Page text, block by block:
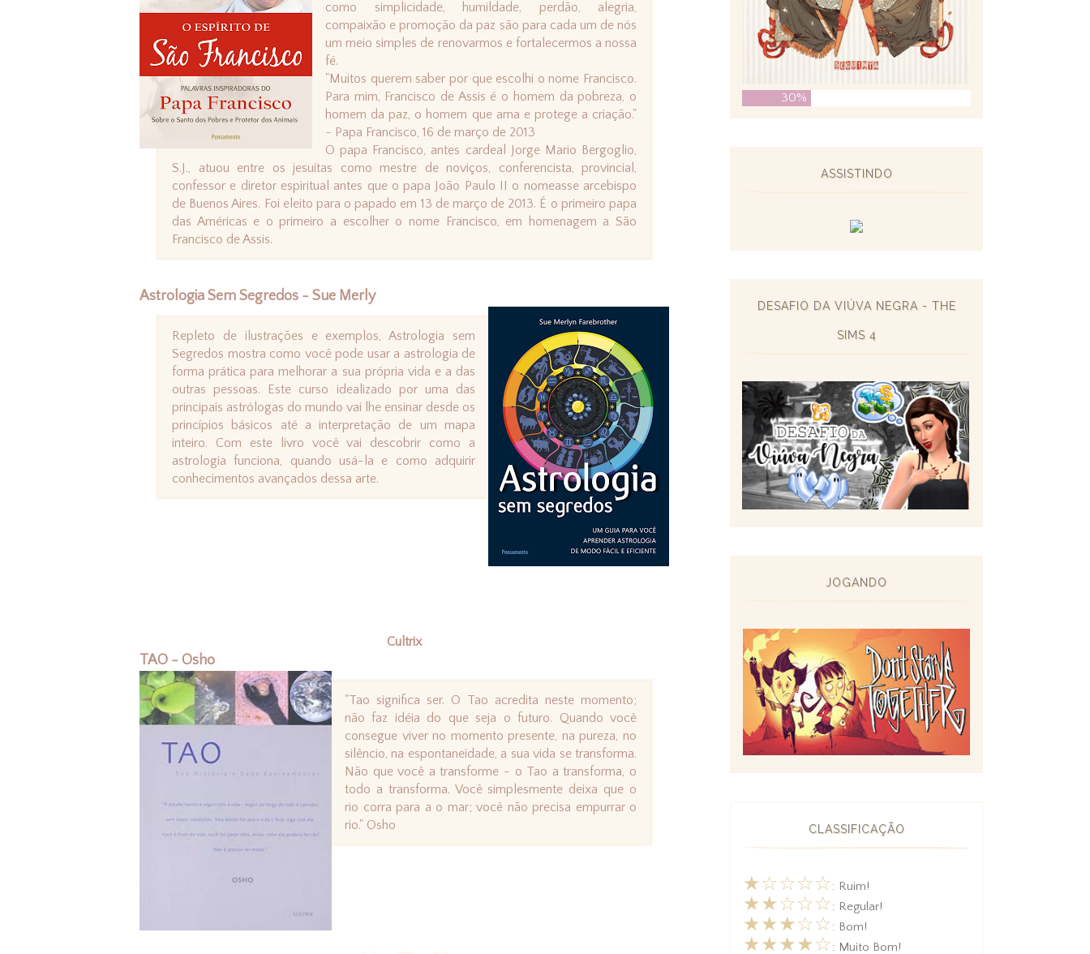
como simplicidade, humildade, perdão, alegria,
compaixão e promoção da paz são para cada um de nós
um meio simples de renovarmos e fortalecermos a nossa
fé.
"Muitos querem saber por que escolhi o nome Francisco.
Para mim, Francisco de Assis é o homem da pobreza, o
homem da paz, o homem que ama e protege a criação."
- Papa Francisco, 16 de março de 2013
O papa Francisco, antes cardeal Jorge Mario Bergoglio,
S.J., atuou entre os jesuítas como mestre de noviços, conferencista, provincial,
confessor e diretor espiritual antes que o papa João Paulo II o nomeasse arcebispo
de Buenos Aires. Foi eleito para o papado em 13 de março de 2013. É o primeiro papa
das Américas e o primeiro a escolher o nome Francisco, em homenagem a São
Francisco de Assis.
Astrologia Sem Segredos - Sue Merly
Repleto de ilustrações e exemplos, Astrologia sem
Segredos mostra como você pode usar a astrologia de
forma prática para melhorar a sua própria vida e a das
outras pessoas. Este curso idealizado por uma das
principais astrólogas do mundo vai lhe ensinar desde os
princípios básicos até a interpretação de um mapa
inteiro. Com este livro você vai descobrir como a
astrologia funciona, quando usá-la e como adquirir
conhecimentos avançados dessa arte.
Cultrix
TAO - Osho
"Tao significa ser. O Tao acredita neste momento;
não faz idéia do que seja o futuro. Quando você
consegue viver no momento presente, na pureza, no
silêncio, na espontaneidade, a sua vida se transforma.
Não que você a transforme - o Tao a transforma, o
todo a transforma. Você simplesmente deixa que o
rio corra para a o mar; você não precisa empurrar o
rio." Osho
30%
ASSISTINDO
DESAFIO DA VIÚVA NEGRA - THE
SIMS 4
JOGANDO
CLASSIFICAÇÃO
★☆☆☆☆: Ruim!
★★☆☆☆: Regular!
★★★☆☆: Bom!
★★★★☆: Muito Bom!